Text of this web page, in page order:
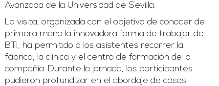
Avanzada de la Universidad de Sevilla.
La visita, organizada con el objetivo de conocer de
primera mano la innovadora forma de trabajar de
BTI, ha permitido a los asistentes recorrer la
fábrica, la clínica y el centro de formación de la
compañía. Durante la jornada, los participantes
pudieron profundizar en el abordaje de casos